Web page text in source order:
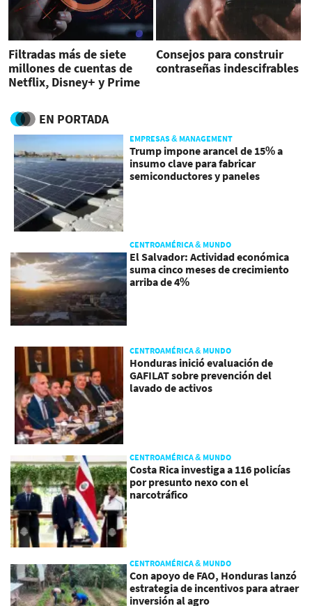
Filtradas más de siete
millones de cuentas de
Netflix, Disney+ y Prime
Consejos para construir
contraseñas indescifrables
EN PORTADA
EMPRESAS & MANAGEMENT
Trump impone arancel de 15% a
insumo clave para fabricar
semiconductores y paneles
CENTROAMÉRICA & MUNDO
El Salvador: Actividad económica
suma cinco meses de crecimiento
arriba de 4%
CENTROAMÉRICA & MUNDO
Honduras inició evaluación de
GAFILAT sobre prevención del
lavado de activos
CENTROAMÉRICA & MUNDO
Costa Rica investiga a 116 policías
por presunto nexo con el
narcotráfico
CENTROAMÉRICA & MUNDO
Con apoyo de FAO, Honduras lanzó
estrategia de incentivos para atraer
inversión al agro